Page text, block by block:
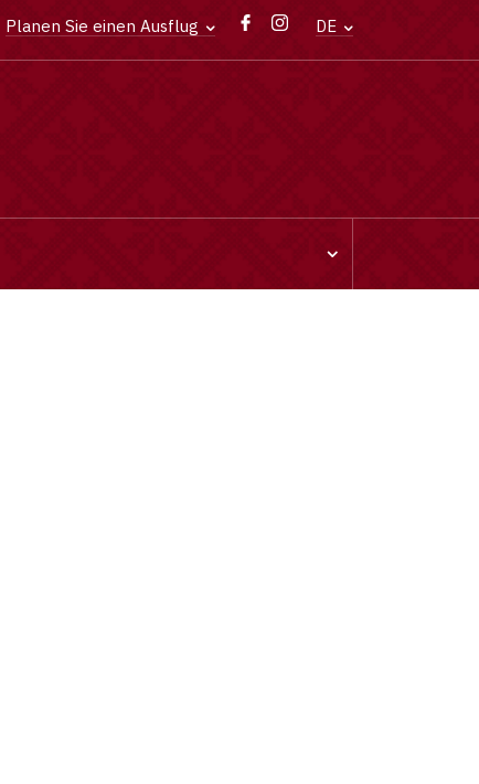
Planen Sie einen Ausflug DE